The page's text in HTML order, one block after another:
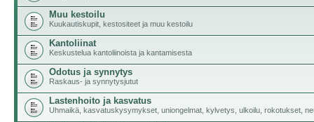
Muu kestoilu
Kuukautiskupit, kestositeet ja muu kestoilu
Kantoliinat
Keskustelua kantoliinoista ja kantamisesta
Odotus ja synnytys
Raskaus- ja synnytysjutut
Lastenhoito ja kasvatus
Uhmaikä, kasvatuskysymykset, uniongelmat, kylvetys, ulkoilu, rokotukset,